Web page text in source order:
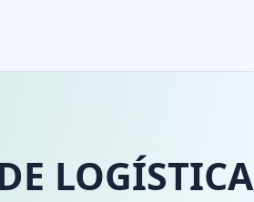
LOGÍSTICA